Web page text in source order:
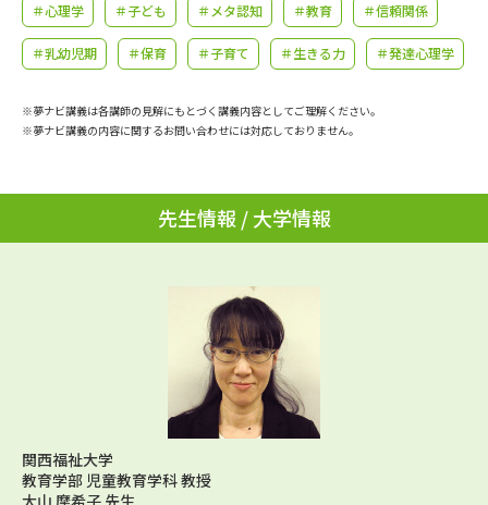
学問のミニ講義「夢ナビ講義」 学問分野解説
ユーザーサポート
個人情報取扱規定
テレメール進学カタログ
訂正のご案内
＃心理学 ＃子ども ＃メタ認知 ＃教育 ＃信頼関係
＃乳幼児期 ＃保育 ＃子育て ＃生きる力 ＃発達心理学
※夢ナビ講義は各講師の見解にもとづく講義内容としてご理解ください。
※夢ナビ講義の内容に関するお問い合わせには対応しておりません。
先生情報 / 大学情報
関西福祉大学
教育学部 児童教育学科 教授
大山 摩希子 先生